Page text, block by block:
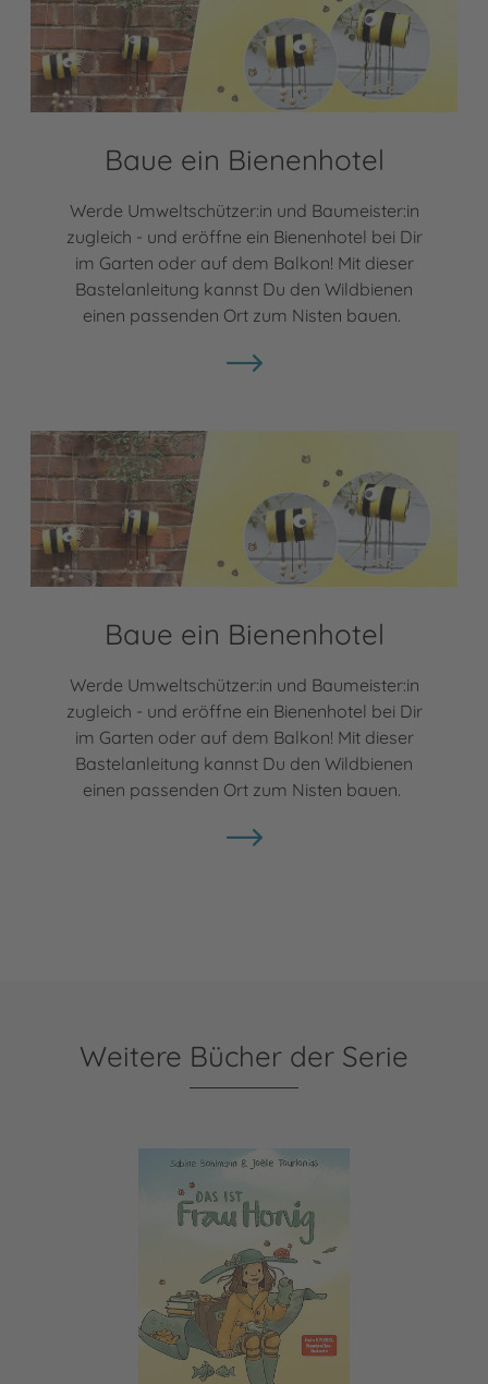
Baue ein Bienenhotel
Werde Umweltschützer:in und Baumeister:in
zugleich - und eröffne ein Bienenhotel bei Dir
im Garten oder auf dem Balkon! Mit dieser
Bastelanleitung kannst Du den Wildbienen
einen passenden Ort zum Nisten bauen.
Baue ein Bienenhotel
Werde Umweltschützer:in und Baumeister:in
zugleich - und eröffne ein Bienenhotel bei Dir
im Garten oder auf dem Balkon! Mit dieser
Bastelanleitung kannst Du den Wildbienen
einen passenden Ort zum Nisten bauen.
Weitere Bücher der Serie